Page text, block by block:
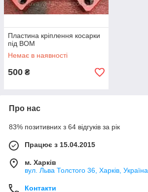
Пластина кріплення косарки
під ВОМ
Немає в наявності
500 ₴
Про нас
83% позитивних з 64 відгуків за рік
Працює з 15.04.2015
м. Харків
вул. Льва Толстого 36, Харків, Україна
Контакти